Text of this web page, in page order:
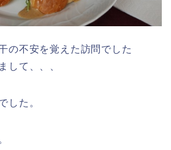
の不安を覚えた訪問でした
して、、、
した。